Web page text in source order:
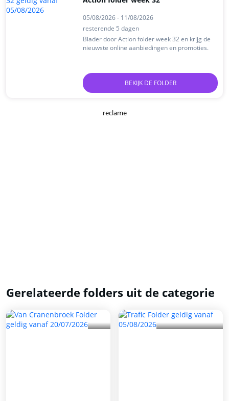
05/08/2026 - 11/08/2026
resterende 5 dagen
Blader door Action folder week 32 en krijg de
nieuwste online aanbiedingen en promoties.
BEKIJK DE FOLDER
reclame
Gerelateerde folders uit de categorie